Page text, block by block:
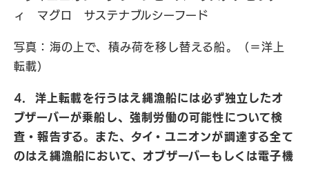
写真：海の上で、積み荷を移し替える船。（＝洋上
転載）
4. 洋上転載を行うはえ縄漁船には必ず独立したオ
ブザーバーが乗船し、強制労働の可能性について検
査・報告する。また、タイ・ユニオンが調達する全て
のはえ縄漁船において、オブザーバーもしくは電子機